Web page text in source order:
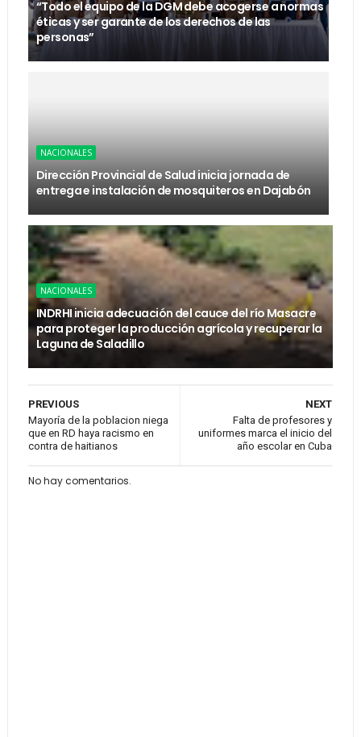
“Todo el equipo de la DGM debe acogerse a normas
éticas y ser garante de los derechos de las
personas”
NACIONALES
Dirección Provincial de Salud inicia jornada de
entrega e instalación de mosquiteros en Dajabón
NACIONALES
INDRHI inicia adecuación del cauce del río Masacre
para proteger la producción agrícola y recuperar la
Laguna de Saladillo
NEXT
Falta de profesores y
uniformes marca el inicio del
año escolar en Cuba
PREVIOUS
Mayoría de la poblacion niega
que en RD haya racismo en
contra de haitianos
No hay comentarios.